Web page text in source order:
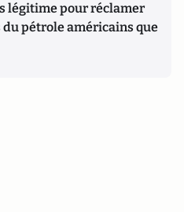
légitime pour réclamer
du pétrole américains que